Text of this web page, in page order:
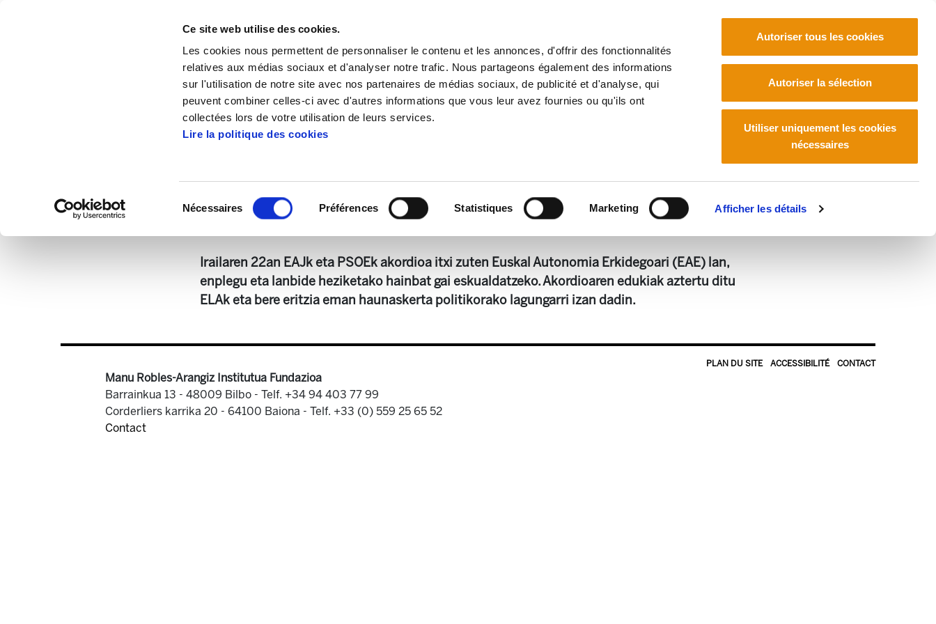
Ce site web utilise des cookies.
Les cookies nous permettent de personnaliser le contenu et les annonces, d'offrir des fonctionnalités
relatives aux médias sociaux et d'analyser notre trafic. Nous partageons également des informations
sur l'utilisation de notre site avec nos partenaires de médias sociaux, de publicité et d'analyse, qui
peuvent combiner celles-ci avec d'autres informations que vous leur avez fournies ou qu'ils ont
collectées lors de votre utilisation de leurs services.
Lire la politique des cookies
Nécessaires Préférences Statistiques Marketing Afficher les détails
Autoriser tous les cookies
Autoriser la sélection
Utiliser uniquement les cookies
nécessaires
Publications Outres documents L'évaluation d'ELA sur l'accord en matière de politiques actives d'emploi
L'évaluation d'ELA sur l'accord en matière de politiques actives d'emploi
201010_EAEko enplegu-politika aktiboen transferentziari buruzko txostena.pdf 26.4 KB
Irailaren 22an EAJk eta PSOEk akordioa itxi zuten Euskal Autonomia Erkidegoari (EAE) lan,
enplegu eta lanbide heziketako hainbat gai eskualdatzeko. Akordioaren edukiak aztertu ditu
ELAk eta bere eritzia eman haunaskerta politikorako lagungarri izan dadin.
PLAN DU SITE ACCESSIBILITÉ CONTACT
Manu Robles-Arangiz Institutua Fundazioa
Barrainkua 13 - 48009 Bilbo - Telf. +34 94 403 77 99
Corderliers karrika 20 - 64100 Baiona - Telf. +33 (0) 559 25 65 52
Contact